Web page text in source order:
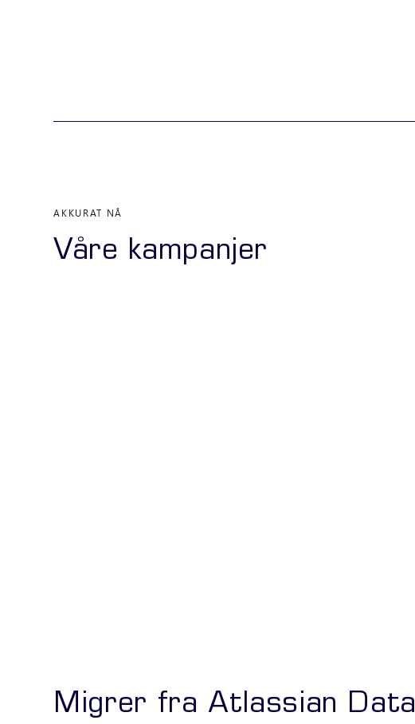
AKKURAT NÅ
Våre kampanjer
Migrer fra Atlassian Data